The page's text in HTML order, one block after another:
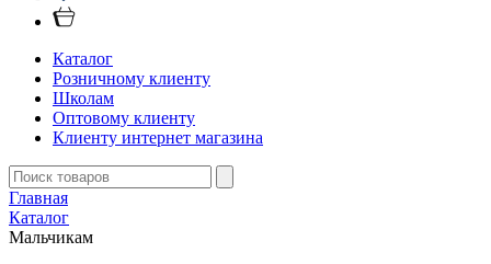
Каталог
Розничному клиенту
Школам
Оптовому клиенту
Клиенту интернет магазина
Главная
Каталог
Мальчикам